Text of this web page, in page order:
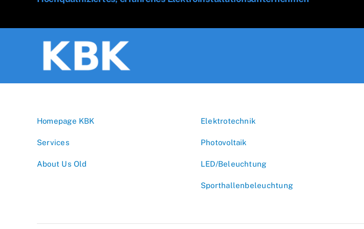
Homepage KBK
Services
About Us Old
Elektrotechnik
Photovoltaik
LED/Beleuchtung
Sporthallenbeleuchtung